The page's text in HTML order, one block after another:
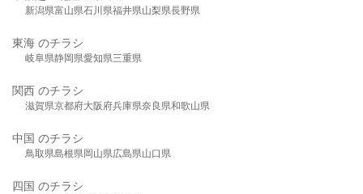
新潟県富山県石川県福井県山梨県長野県
東海 のチラシ
岐阜県静岡県愛知県三重県
関西 のチラシ
滋賀県京都府大阪府兵庫県奈良県和歌山県
中国 のチラシ
鳥取県島根県岡山県広島県山口県
四国 のチラシ